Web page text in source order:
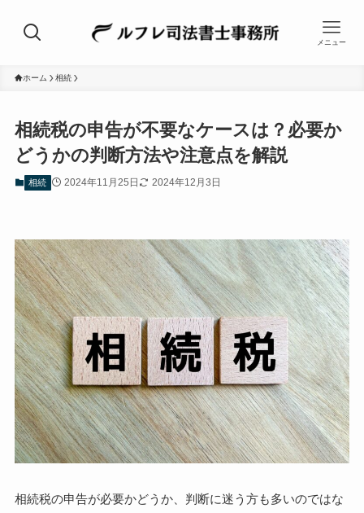
メニュー
ホーム 相続
相続税の申告が不要なケースは？必要か
どうかの判断方法や注意点を解説
相続 2024年11月25日 2024年12月3日
相続税の申告が必要かどうか、判断に迷う方も多いのではな